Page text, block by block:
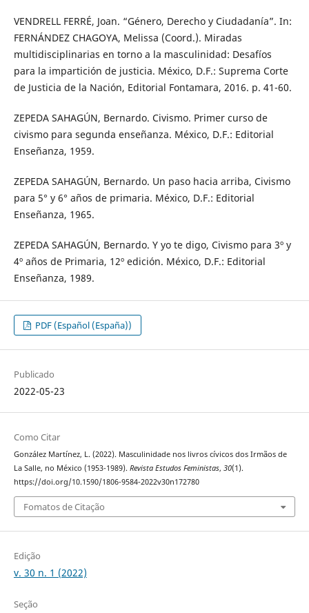
VENDRELL FERRÉ, Joan. “Género, Derecho y Ciudadanía”. In:
FERNÁNDEZ CHAGOYA, Melissa (Coord.). Miradas
multidisciplinarias en torno a la masculinidad: Desafíos
para la impartición de justicia. México, D.F.: Suprema Corte
de Justicia de la Nación, Editorial Fontamara, 2016. p. 41-60.
ZEPEDA SAHAGÚN, Bernardo. Civismo. Primer curso de
civismo para segunda enseñanza. México, D.F.: Editorial
Enseñanza, 1959.
ZEPEDA SAHAGÚN, Bernardo. Un paso hacia arriba, Civismo
para 5° y 6° años de primaria. México, D.F.: Editorial
Enseñanza, 1965.
ZEPEDA SAHAGÚN, Bernardo. Y yo te digo, Civismo para 3º y
4º años de Primaria, 12º edición. México, D.F.: Editorial
Enseñanza, 1989.
PDF (Español (España))
Publicado
2022-05-23
Como Citar
González Martínez, L. (2022). Masculinidade nos livros cívicos dos Irmãos de
La Salle, no México (1953-1989). Revista Estudos Feministas, 30(1).
https://doi.org/10.1590/1806-9584-2022v30n172780
Fomatos de Citação
Edição
v. 30 n. 1 (2022)
Seção